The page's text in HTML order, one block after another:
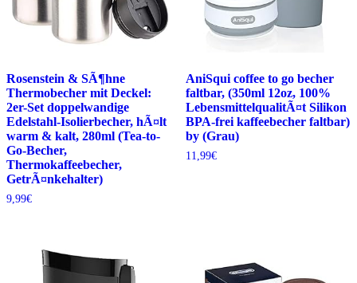
Rosenstein & SÃ¶hne
Thermobecher mit Deckel:
2er-Set doppelwandige
Edelstahl-Isolierbecher, hÃ¤lt
warm & kalt, 280ml (Tea-to-
Go-Becher,
Thermokaffeebecher,
GetrÃ¤nkehalter)
9,99€
AniSqui coffee to go becher
faltbar, (350ml 12oz, 100%
LebensmittelqualitÃ¤t Silikon
BPA-frei kaffeebecher faltbar)
by (Grau)
11,99€